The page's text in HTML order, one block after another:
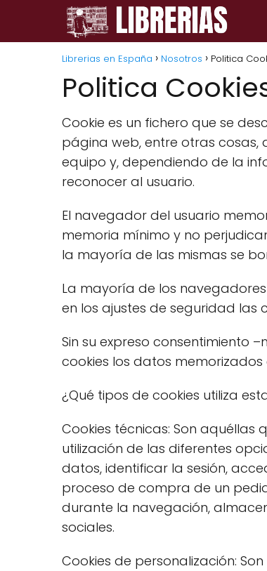
Librerias en España Nosotros Politica
Politica
Cookie es un fichero que se
página web, entre otras
equipo y, dependiendo de la
reconocer al usuario.
El navegador del usuario
memoria mínimo y no
la mayoría de las mismas se
La mayoría de los
en los ajustes de seguridad las
Sin su expreso consentimiento
cookies los datos
¿Qué tipos de cookies utiliza
Cookies técnicas: Son
utilización de las diferentes
datos, identificar la sesión,
proceso de compra de un
durante la navegación,
sociales.
Cookies de personalización: